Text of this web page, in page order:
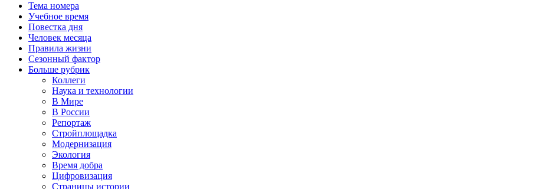
Тема номера
Учебное время
Повестка дня
Человек месяца
Правила жизни
Сезонный фактор
Больше рубрик
Коллеги
Наука и технологии
В Мире
В России
Репортаж
Стройплощадка
Модернизация
Экология
Время добра
Цифровизация
Страницы истории